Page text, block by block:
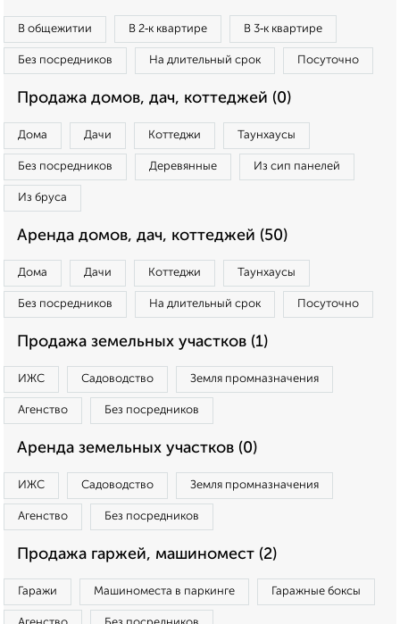
В общежитии В 2‑к квартире В 3‑к квартире
Без посредников На длительный срок Посуточно
Продажа домов, дач, коттеджей (0)
Дома Дачи Коттеджи Таунхаусы
Без посредников Деревянные Из сип панелей
Из бруса
Аренда домов, дач, коттеджей (50)
Дома Дачи Коттеджи Таунхаусы
Без посредников На длительный срок Посуточно
Продажа земельных участков (1)
ИЖС Садоводство Земля промназначения
Агенство Без посредников
Аренда земельных участков (0)
ИЖС Садоводство Земля промназначения
Агенство Без посредников
Продажа гаржей, машиномест (2)
Гаражи Машиноместа в паркинге Гаражные боксы